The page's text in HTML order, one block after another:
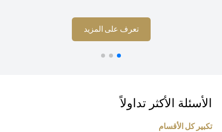
تعرف على المزيد(opens in a new tab)
الأكثر تداولاً
كل الأقسام